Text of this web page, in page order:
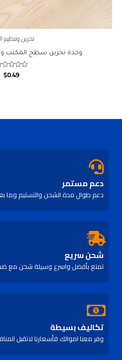
تخزين وتنظيم
وحدة تخزين سطح المكتب
Rated
$0.49
دعم مستمر
دعم طوال مدة الشحن والتسليم وما
شحن سريع
تمتع بأفضل واسرع وسيلة شحن مع
تكاليف بسيطة
وفر معنا اموالك فأسعارنا لاتقبل